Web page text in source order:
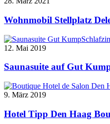
Wohnmobil Stellplatz
12. Mai 2019
Saunasuite auf Gut
9. März 2019
Hotel Tipp Den Haag